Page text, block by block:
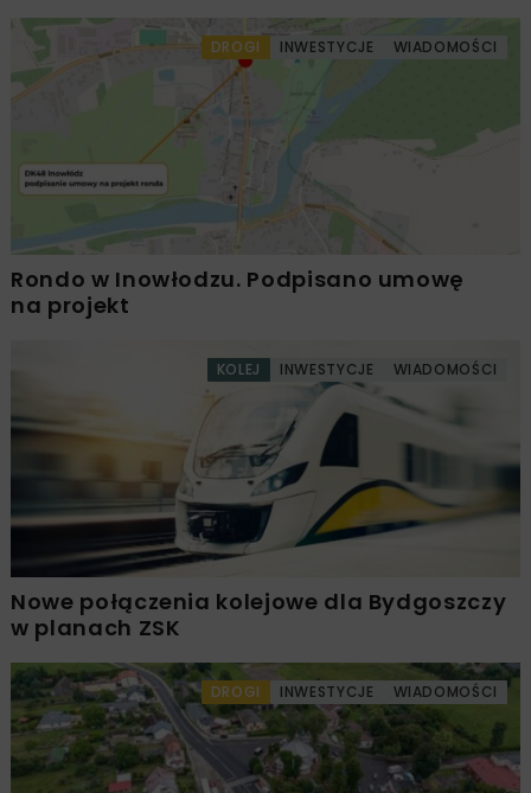
DROGI INWESTYCJE WIADOMOŚCI
Rondo w Inowłodzu. Podpisano umowę
na projekt
KOLEJ INWESTYCJE WIADOMOŚCI
Nowe połączenia kolejowe dla Bydgoszczy
w planach ZSK
DROGI INWESTYCJE WIADOMOŚCI